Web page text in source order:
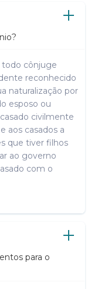
todo cônjuge
reconhecido
naturalização por
esposo ou
civilmente
aos casados a
que tiver filhos
ao governo
com o
para o